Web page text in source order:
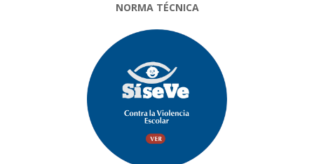
NORMA TÉCNICA